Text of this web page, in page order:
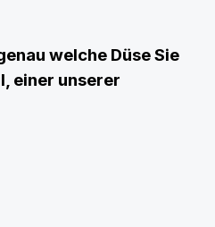
welche Düse Sie
einer unserer